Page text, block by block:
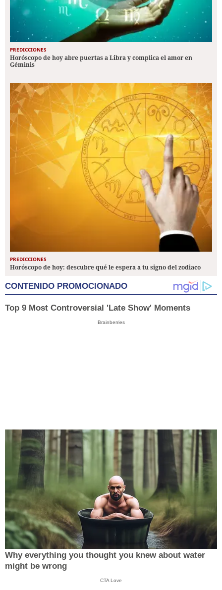
PREDICCIONES
Horóscopo de hoy abre puertas a Libra y complica el amor en
Géminis
PREDICCIONES
Horóscopo de hoy: descubre qué le espera a tu signo del zodiaco
CONTENIDO PROMOCIONADO
Top 9 Most Controversial 'Late Show' Moments
Brainberries
Why everything you thought you knew about water
might be wrong
CTA Love